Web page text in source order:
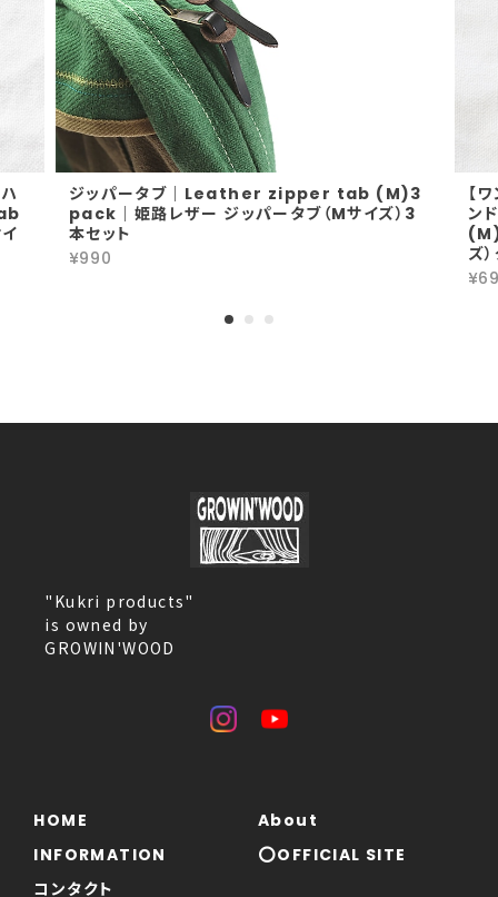
ジッパータブ｜Leather zipper tab (M)3
pack｜姫路レザー ジッパータブ（Mサイズ）3
本セット
¥990
【
ン
(M)
ズ
"Kukri products"
is owned by
GROWIN'WOOD
HOME
About
INFORMATION
⭕OFFICIAL SITE
コンタクト